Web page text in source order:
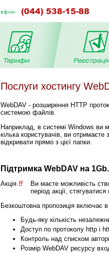
Послуги хостингу
WebDAV - розширення HTTP
системою файлів.
Наприклад, в системі Windows ви
кілька користувачів, ви
відкривати прямо з цієї папки.
Підтримка WebDAV на
Акція !!
Ви маєте можливість
період акції,
Безкоштовна пропозиція включає
Будь-яку кількість
Доступ по протоколу http і
Контроль над списком
Розмір WebDAV ресурсу